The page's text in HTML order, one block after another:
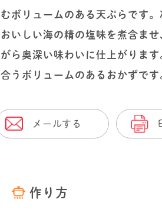
むボリュームのある天ぷらです。
おいしい海の精の塩味を煮含ませ
がら奥深い味わいに仕上がります
合うボリュームのあるおかずです
メールする
作り方